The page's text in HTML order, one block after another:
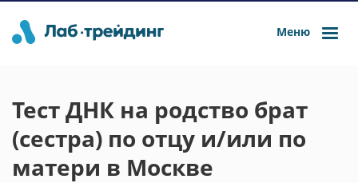
Меню
Тест ДНК на родство брат
(сестра) по отцу и/или по
матери в Москве